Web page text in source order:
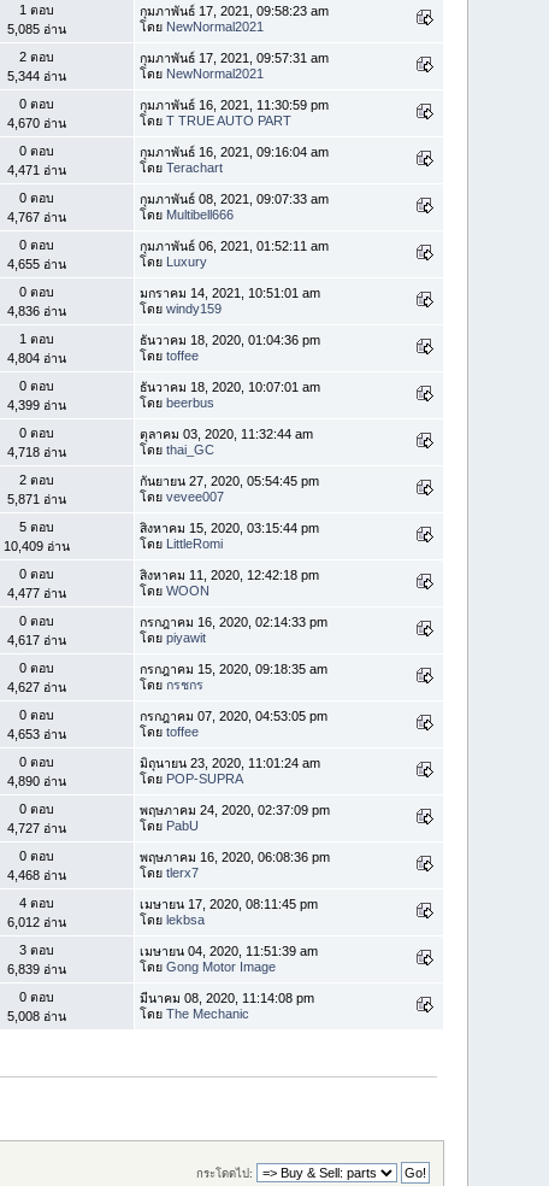
1 ตอบ
5,085 อ่าน
กุมภาพันธ์ 17, 2021, 09:58:23 am
โดย NewNormal2021
2 ตอบ
5,344 อ่าน
กุมภาพันธ์ 17, 2021, 09:57:31 am
โดย NewNormal2021
0 ตอบ
4,670 อ่าน
กุมภาพันธ์ 16, 2021, 11:30:59 pm
โดยT TRUE AUTO PART
0 ตอบ
4,471 อ่าน
กุมภาพันธ์ 16, 2021, 09:16:04 am
โดยTerachart
0 ตอบ
4,767 อ่าน
กุมภาพันธ์ 08, 2021, 09:07:33 am
โดย Multibell666
0 ตอบ
4,655 อ่าน
กุมภาพันธ์ 06, 2021, 01:52:11 am
โดย Luxury
0 ตอบ
4,836 อ่าน
มกราคม 14, 2021, 10:51:01 am
โดยwindy159
1 ตอบ
4,804 อ่าน
ธันวาคม 18, 2020, 01:04:36 pm
โดยtoffee
0 ตอบ
4,399 อ่าน
ธันวาคม 18, 2020, 10:07:01 am
โดยbeerbus
0 ตอบ
4,718 อ่าน
ตุลาคม 03, 2020, 11:32:44 am
โดยthai_GC
2 ตอบ
5,871 อ่าน
กันยายน 27, 2020, 05:54:45 pm
โดยvevee007
5 ตอบ
10,409 อ่าน
สิงหาคม 15, 2020, 03:15:44 pm
โดย LittleRomi
0 ตอบ
4,477 อ่าน
สิงหาคม 11, 2020, 12:42:18 pm
โดยWOON
0 ตอบ
4,617 อ่าน
กรกฎาคม 16, 2020, 02:14:33 pm
โดยpiyawit
0 ตอบ
4,627 อ่าน
กรกฎาคม 15, 2020, 09:18:35 am
โดยกรชกร
0 ตอบ
4,653 อ่าน
กรกฎาคม 07, 2020, 04:53:05 pm
โดยtoffee
0 ตอบ
4,890 อ่าน
มิถุนายน 23, 2020, 11:01:24 am
โดย POP-SUPRA
0 ตอบ
4,727 อ่าน
พฤษภาคม 24, 2020, 02:37:09 pm
โดย PabU
0 ตอบ
4,468 อ่าน
พฤษภาคม 16, 2020, 06:08:36 pm
โดยtlerx7
4 ตอบ
6,012 อ่าน
เมษายน 17, 2020, 08:11:45 pm
โดยlekbsa
3 ตอบ
6,839 อ่าน
เมษายน 04, 2020, 11:51:39 am
โดยGong Motor Image
0 ตอบ
5,008 อ่าน
มีนาคม 08, 2020, 11:14:08 pm
โดยThe Mechanic
กระโดดไป: